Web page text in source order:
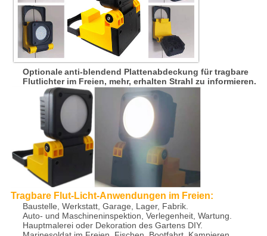
Optionaleanti-blendend Plattenabdeckung fürtragbare
Flutlichter im Freien, mehr, erhalten Strahl zu informieren.
Tragbare Flut-Licht-Anwendungen im Freien:
Baustelle, Werkstatt, Garage, Lager, Fabrik.
Auto- und Maschineninspektion, Verlegenheit, Wartung.
Hauptmalerei oder Dekoration des Gartens DIY.